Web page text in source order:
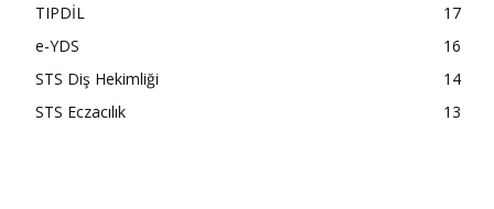
TIPDİL
17
e-YDS
16
STS Diş Hekimliği
14
STS Eczacılık
13